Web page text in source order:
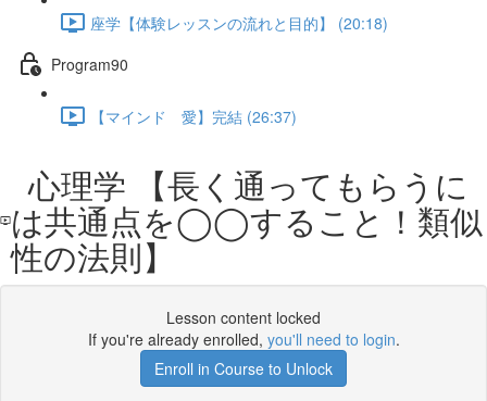
座学【体験レッスンの流れと目的】 (20:18)
Program90
【マインド 愛】完結 (26:37)
心理学 【長く通ってもらうに
は共通点を◯◯すること！類似
性の法則】
Lesson content locked
If you're already enrolled, you'll need to login.
Enroll in Course to Unlock